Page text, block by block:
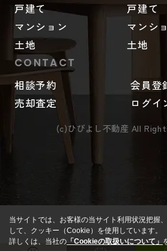
戸建て
マンション
土地
戸建て
マンシ
土地
CONTACT
相談予約
会員登
売却査定
ログイ
(c)ひびよし不動産 All
当サイトでは、お客様の当サイト利用状況把握
して、クッキー（Cookie）を使用しています。
詳しくは、当社の「Cookieの取扱いについて」